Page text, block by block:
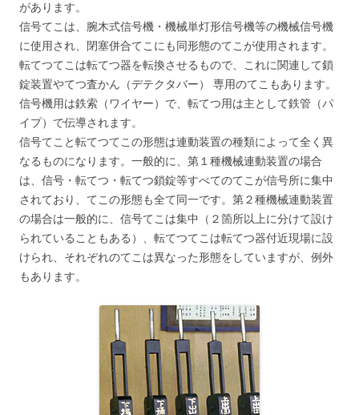
があります。
信号てこは、腕木式信号機・機械単灯形信号機等の機械信号機
に使用され、閉塞併合てこにも同形態のてこが使用されます。
転てつてこは転てつ器を転換させるもので、これに関連して鎖
錠装置やてつ査かん（デテクタバー） 専用のてこもあります。
信号機用は鉄索（ワイヤー）で、転てつ用は主として鉄管（パ
イプ）で伝導されます。
信号てこと転てつてこの形態は連動装置の種類によって全く異
なるものになります。一般的に、第１種機械連動装置の場合
は、信号・転てつ・転てつ鎖錠等すべてのてこが信号所に集中
されており、てこの形態も全て同一です。第２種機械連動装置
の場合は一般的に、信号てこは集中（２箇所以上に分けて設け
られていることもある）、転てつてこは転てつ器付近現場に設
けられ、それぞれのてこは異なった形態をしていますが、例外
もあります。